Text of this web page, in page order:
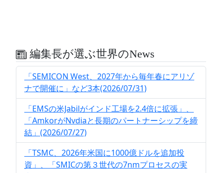
編集長が選ぶ世界のNews
「SEMICON West、2027年から毎年春にアリゾ
ナで開催に」など3本(2026/07/31)
「EMSの米Jabilがインド工場を2.4倍に拡張」、
「AmkorがNvdiaと長期のパートナーシップを締
結」(2026/07/27)
「TSMC、2026年米国に1000億ドルを追加投
資」、「SMICの第３世代の7nmプロセスの実